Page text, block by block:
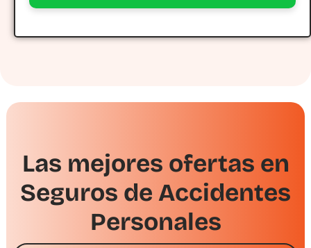
Las mejores ofertas en
Seguros de Accidentes
Personales